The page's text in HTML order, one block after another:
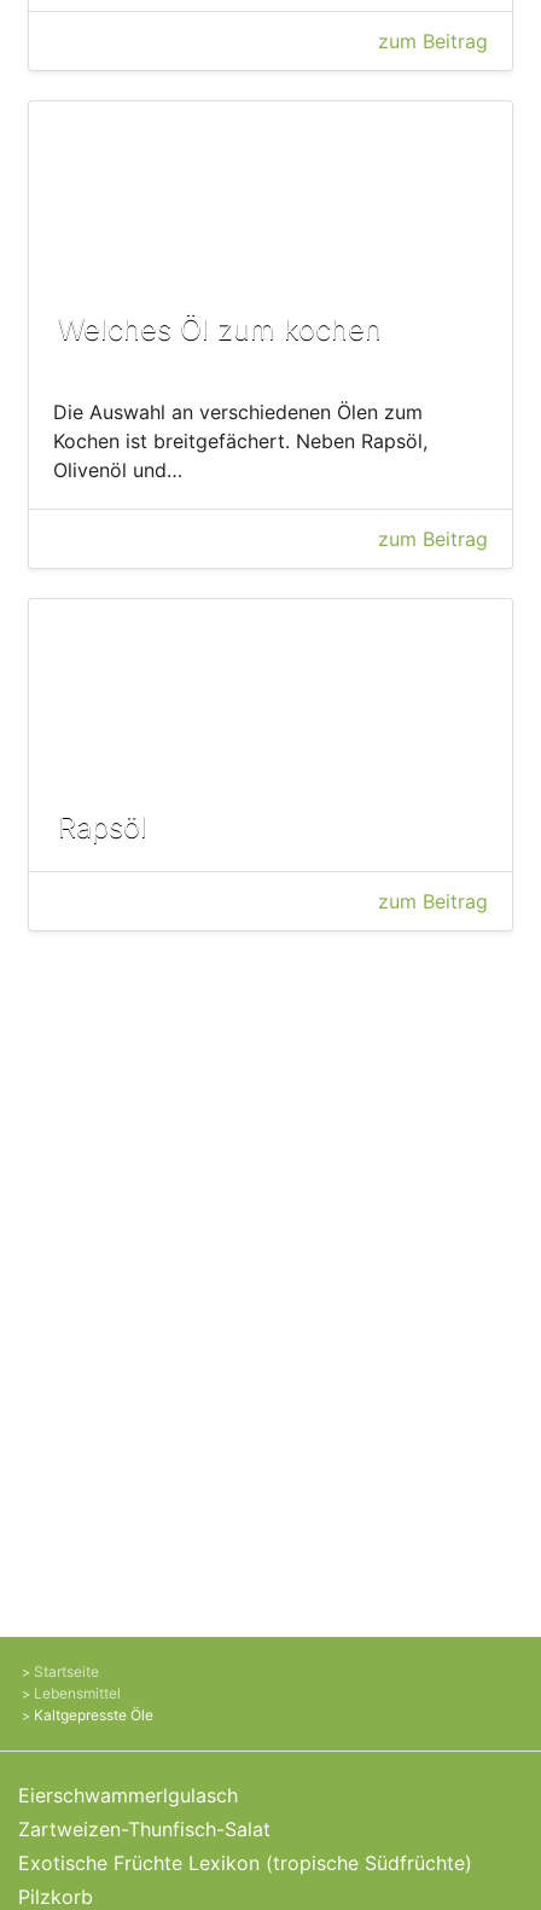
zum Beitrag
Welches Öl zum kochen
Die Auswahl an verschiedenen Ölen zum
Kochen ist breitgefächert. Neben Rapsöl,
Olivenöl und…
zum Beitrag
Rapsöl
zum Beitrag
Startseite
Lebensmittel
Kaltgepresste Öle
Eierschwammerlgulasch
Zartweizen-Thunfisch-Salat
Exotische Früchte Lexikon (tropische Südfrüchte)
Pilzkorb